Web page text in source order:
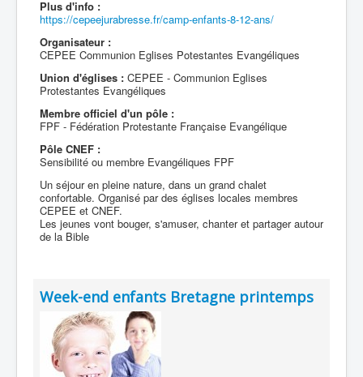
Plus d'info :
https://cepeejurabresse.fr/camp-enfants-8-12-ans/
Organisateur :
CEPEE Communion Eglises Potestantes Evangéliques
Union d'églises : CEPEE - Communion Eglises
Protestantes Evangéliques
Membre officiel d'un pôle :
FPF - Fédération Protestante Française Evangélique
Pôle CNEF :
Sensibilité ou membre Evangéliques FPF
Un séjour en pleine nature, dans un grand chalet
confortable. Organisé par des églises locales membres
CEPEE et CNEF.
Les jeunes vont bouger, s'amuser, chanter et partager autour
de la Bible
Week-end enfants Bretagne printemps